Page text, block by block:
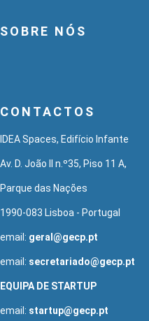
SOBRE NÓS
CONTACTOS
IDEA Spaces, Edifício Infante
Av. D. João II n.º35, Piso 11 A,
Parque das Nações
1990-083 Lisboa - Portugal
email: geral@gecp.pt
email: secretariado@gecp.pt
EQUIPA DE STARTUP
email: startup@gecp.pt